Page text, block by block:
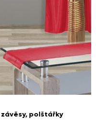
závěsy, polštářky